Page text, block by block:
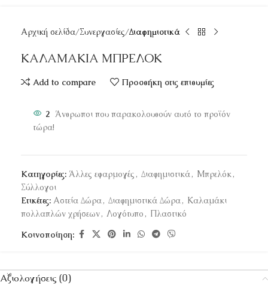
Αρχική σελίδα Συνεργασίες Διαφημιστικά
ΚΑΛΑΜΑΚΙΑ ΜΠΡΕΛΟΚ
Add to compare Προσθήκη στις επιθυμίες
2 Άνθρωποι που παρακολουθούν αυτό το προϊόν
τώρα!
Κατηγορίες: Άλλες εφαρμογές , Διαφημιστικά, Μπρελόκ,
Σύλλογοι
Ετικέτες: Αστεία Δώρα, Διαφημιστικά Δώρα, Καλαμάκι
πολλαπλών χρήσεων, Λογότυπο , Πλαστικό
Κοινοποίηση:
Αξιολογήσεις (0)